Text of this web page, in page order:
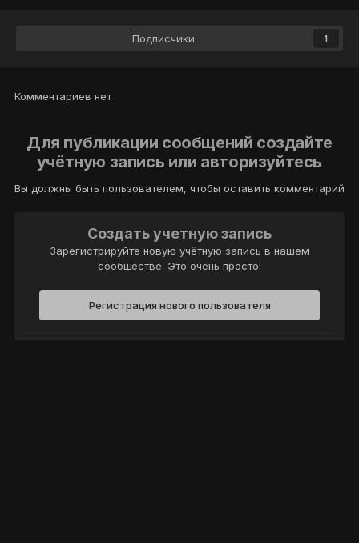
Подписчики 1
Комментариев нет
Для публикации сообщений создайте
учётную запись или авторизуйтесь
Вы должны быть пользователем, чтобы оставить комментарий
Создать учетную запись
Зарегистрируйте новую учётную запись в нашем
сообществе. Это очень просто!
Регистрация нового пользователя